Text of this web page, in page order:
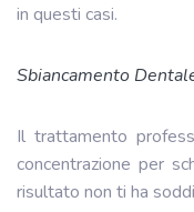
in questi casi.
Sbiancamento
Il trattamento
concentrazione per
risultato non ti ha